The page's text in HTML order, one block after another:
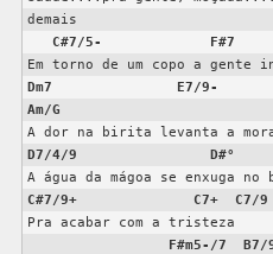
demais
C#7/5-
F#7
Dm7
E7/9-
Am/G
D7/4/9
D#°
C#7/9+
C7+
C7/9
Pra acabar com a tristeza
F#m5-/7
B7/